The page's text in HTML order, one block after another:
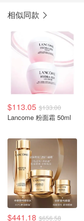
相似同款
$113.05 $133.00
Lancome 粉面霜 50ml
$441.18 $656.58